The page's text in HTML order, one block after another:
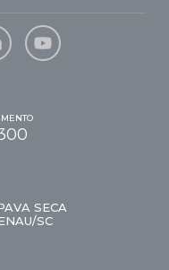
SECA
SC